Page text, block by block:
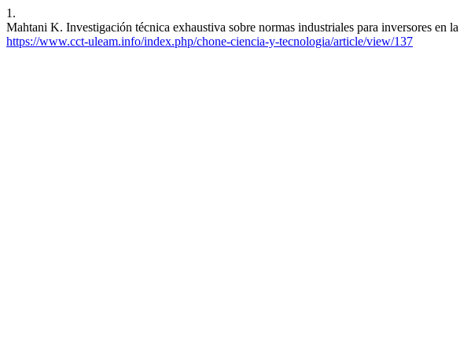
1.
Mahtani K. Investigación técnica exhaustiva sobre normas industriales para inversores
https://www.cct-uleam.info/index.php/chone-ciencia-y-tecnologia/article/view/137